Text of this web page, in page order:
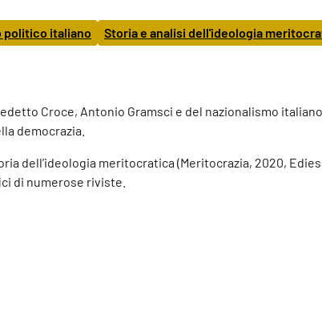
politico italiano Storia e analisi dell'ideologia
Croce, Antonio Gramsci e del nazionalismo
democrazia.
dell’ideologia meritocratica (Meritocrazia, 2020,
di numerose riviste.